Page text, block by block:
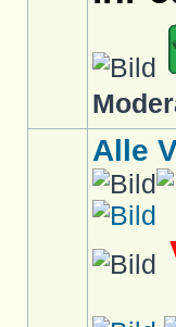
Alle